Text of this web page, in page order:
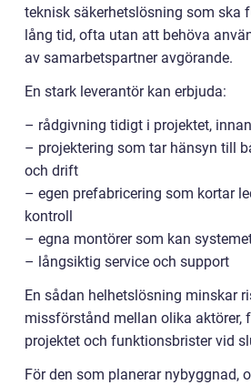
teknisk säkerhetslösning som ska
lång tid, ofta utan att behöva
av samarbetspartner avgörande.
En stark leverantör kan erbjuda:
– rådgivning tidigt i projektet,
– projektering som tar hänsyn till
och drift
– egen prefabricering som kortar
kontroll
– egna montörer som kan
– långsiktig service och support
En sådan helhetslösning minskar
missförstånd mellan olika aktörer,
projektet och funktionsbrister vid
För den som planerar nybyggnad,